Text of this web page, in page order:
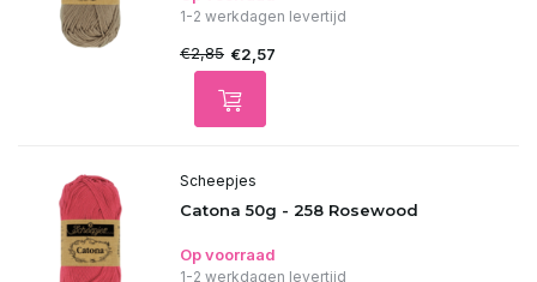
1-2 werkdagen levertijd
€2,85 €2,57
Scheepjes
Catona 50g - 258 Rosewood
Op voorraad
1-2 werkdagen levertijd